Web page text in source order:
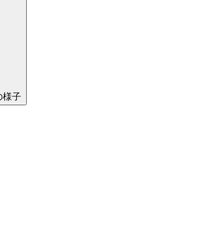
様子